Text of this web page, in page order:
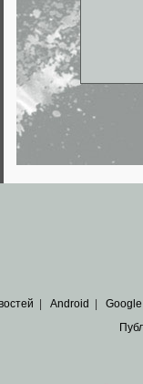
Android Google